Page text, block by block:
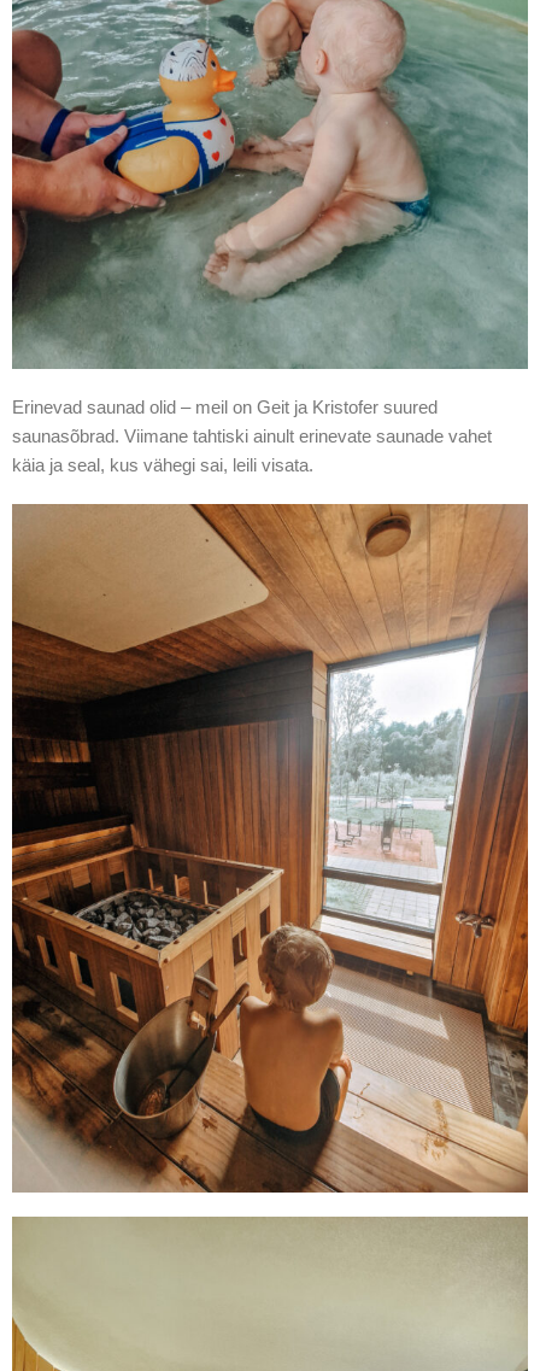
Erinevad saunad olid – meil on Geit ja Kristofer suured
saunasõbrad. Viimane tahtiski ainult erinevate saunade vahet
käia ja seal, kus vähegi sai, leili visata.